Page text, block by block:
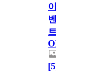
이
벤
트
OPEN!
[5]